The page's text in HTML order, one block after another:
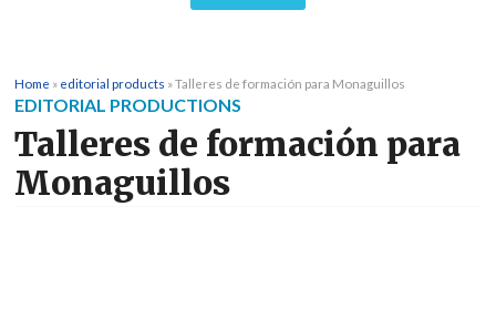
Home » editorial products »Talleres de formación para Monaguillos
EDITORIAL PRODUCTIONS
Talleres de formación para
Monaguillos